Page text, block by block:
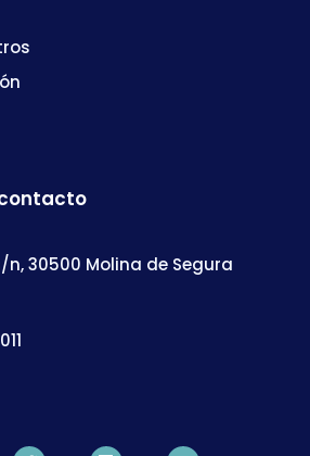
30500 Molina de Segura